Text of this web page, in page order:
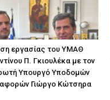
εργασίας του ΥΜΑΘ
Π. Γκιουλέκα με τον
Υπουργό Υποδομών
Γιώργο Κώτσηρα